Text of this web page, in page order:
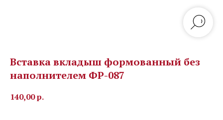
Вставка вкладыш формованный без
наполнителем ФР-087
140,00р.